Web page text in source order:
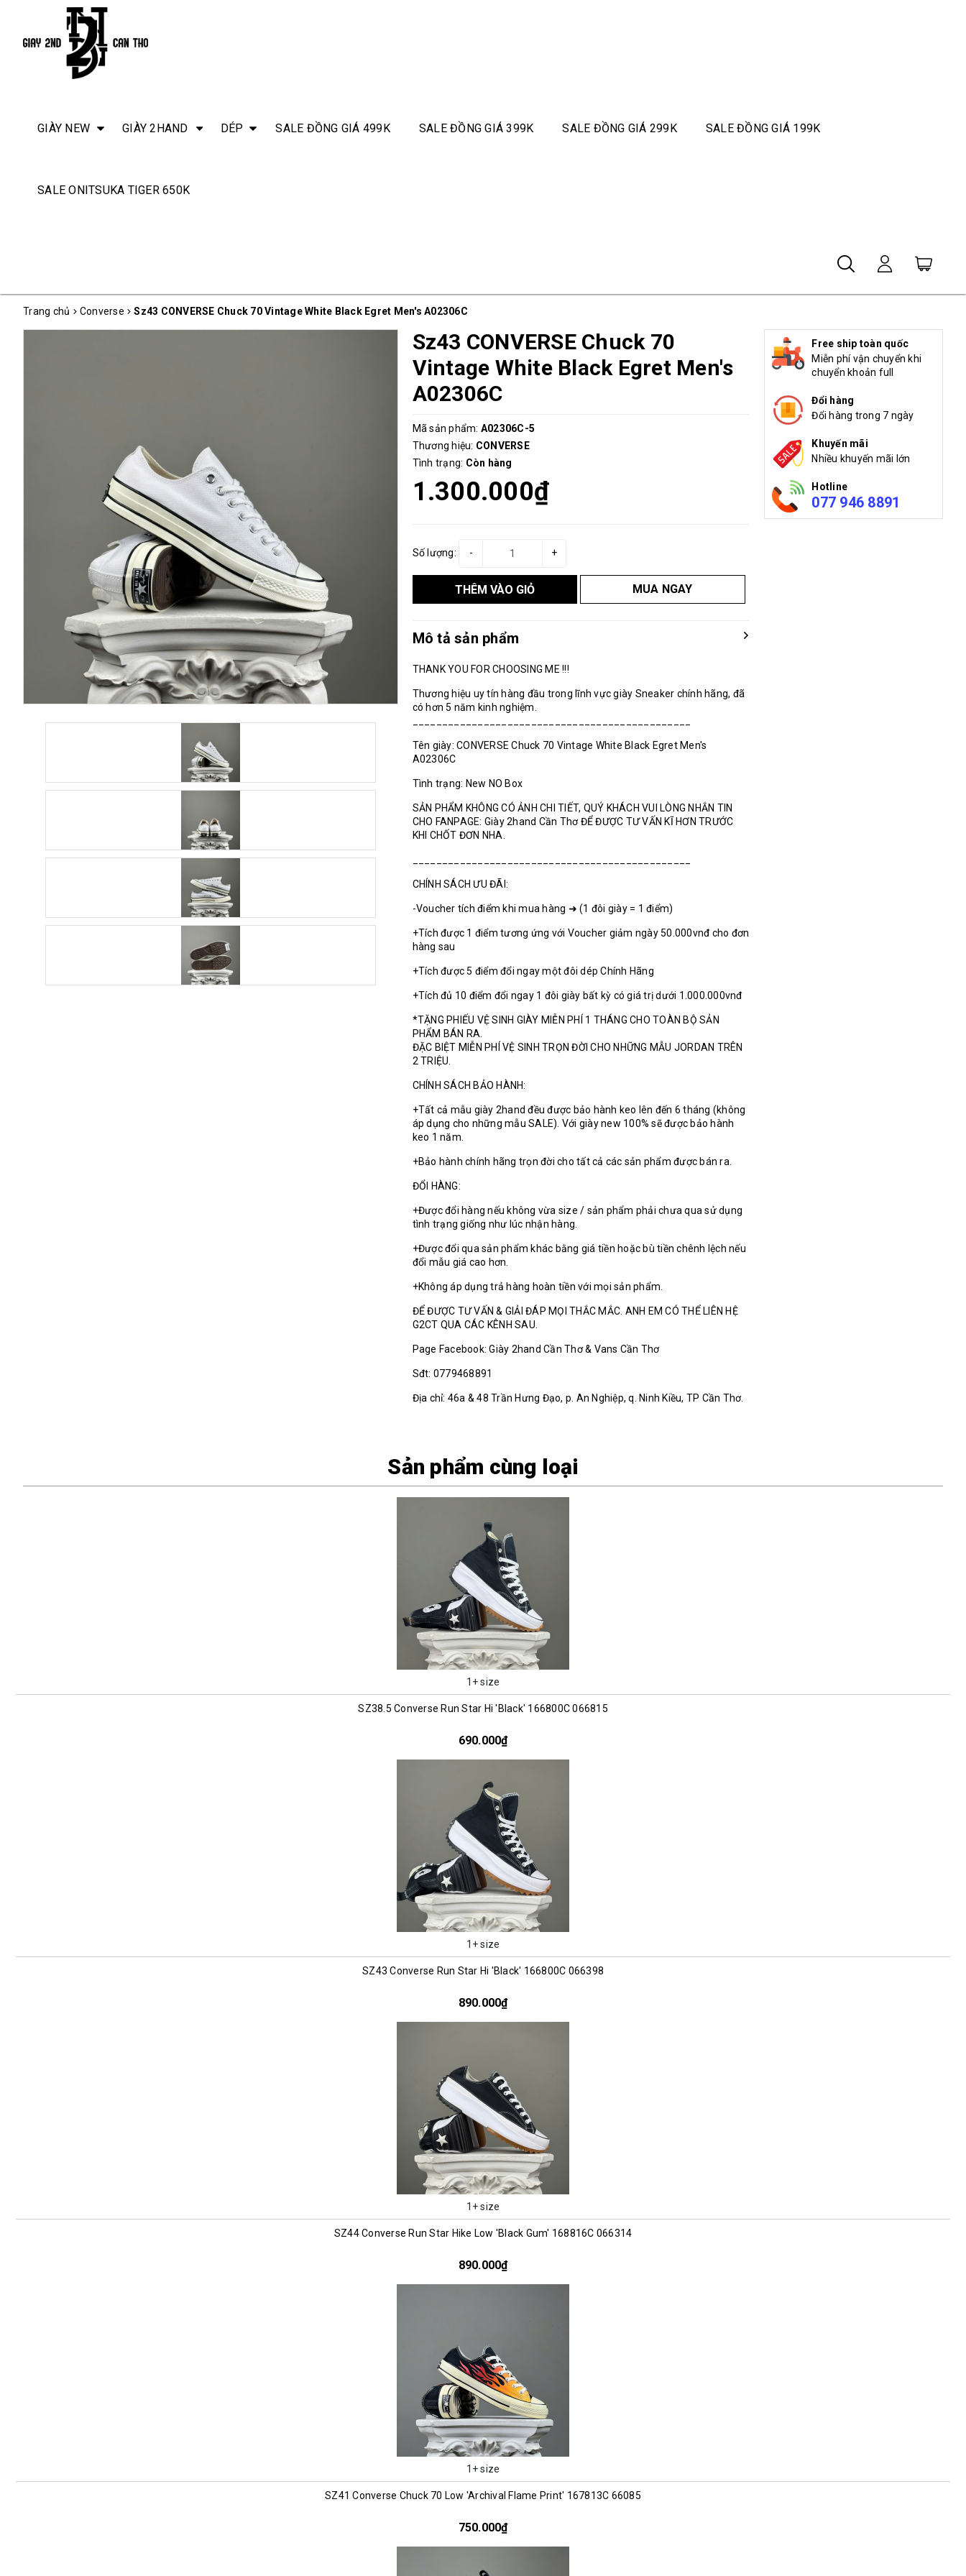
GIÀY NEW GIÀY 2HAND DÉP SALE ĐỒNG GIÁ 499K SALE ĐỒNG GIÁ 399K SALE ĐỒNG GIÁ 299K SALE ĐỒNG GIÁ 199K
SALE ONITSUKA TIGER 650K
Trang chủ Converse Sz43 CONVERSE Chuck 70 Vintage White Black Egret Men's A02306C
Sz43 CONVERSE Chuck 70
Vintage White Black Egret Men's
A02306C
Mã sản phẩm: A02306C-5
Thương hiệu: CONVERSE
Tình trạng: Còn hàng
1.300.000₫
Số lượng: +
-
THÊM VÀO GIỎ MUA NGAY
Mô tả sản phẩm
THANK YOU FOR CHOOSING ME !!!
Thương hiệu uy tín hàng đầu trong lĩnh vực giày Sneaker chính hãng, đã
có hơn 5 năm kinh nghiệm.
Tên giày: CONVERSE Chuck 70 Vintage White Black Egret Men's
A02306C
Tình trạng: New NO Box
SẢN PHẨM KHÔNG CÓ ẢNH CHI TIẾT, QUÝ KHÁCH VUI LÒNG NHẮN TIN
CHO FANPAGE: Giày 2hand Cần Thơ ĐỂ ĐƯỢC TƯ VẤN KĨ HƠN TRƯỚC
KHI CHỐT ĐƠN NHA.
CHÍNH SÁCH ƯU ĐÃI:
-Voucher tích điểm khi mua hàng ➜ (1 đôi giày = 1 điểm)
+Tích được 1 điểm tương ứng với Voucher giảm ngày 50.000vnđ cho đơn
hàng sau
+Tích được 5 điểm đổi ngay một đôi dép Chính Hãng
+Tích đủ 10 điểm đổi ngay 1 đôi giày bất kỳ có giá trị dưới 1.000.000vnđ
*TẶNG PHIẾU VỆ SINH GIÀY MIỄN PHÍ 1 THÁNG CHO TOÀN BỘ SẢN
PHẨM BÁN RA.
ĐẶC BIỆT MIỄN PHÍ VỆ SINH TRỌN ĐỜI CHO NHỮNG MẪU JORDAN TRÊN
2 TRIỆU.
CHÍNH SÁCH BẢO HÀNH:
+Tất cả mẫu giày 2hand đều được bảo hành keo lên đến 6 tháng (không
áp dụng cho những mẫu SALE). Với giày new 100% sẽ được bảo hành
keo 1 năm.
+Bảo hành chính hãng trọn đời cho tất cả các sản phẩm được bán ra.
ĐỔI HÀNG:
+Được đổi hàng nếu không vừa size / sản phẩm phải chưa qua sử dụng
tình trạng giống như lúc nhận hàng.
+Được đổi qua sản phẩm khác bằng giá tiền hoặc bù tiền chênh lệch nếu
đổi mẫu giá cao hơn.
+Không áp dụng trả hàng hoàn tiền với mọi sản phẩm.
ĐỂ ĐƯỢC TƯ VẤN & GIẢI ĐÁP MỌI THẮC MẮC. ANH EM CÓ THỂ LIÊN HỆ
G2CT QUA CÁC KÊNH SAU.
Page Facebook: Giày 2hand Cần Thơ & Vans Cần Thơ
Sđt: 0779468891
Địa chỉ: 46a & 48 Trần Hưng Đạo, p. An Nghiệp, q. Ninh Kiều, TP Cần Thơ.
Free ship toàn quốc
Miễn phí vận chuyển khi
chuyển khoản full
Đổi hàng
Đổi hàng trong 7 ngày
Khuyến mãi
Nhiều khuyến mãi lớn
Hotline
077 946 8891
Sản phẩm cùng loại
1+ size
SZ38.5 Converse Run Star Hi 'Black' 166800C 066815
690.000₫
1+ size
SZ43 Converse Run Star Hi 'Black' 166800C 066398
890.000₫
1+ size
SZ44 Converse Run Star Hike Low 'Black Gum' 168816C 066314
890.000₫
1+ size
SZ41 Converse Chuck 70 Low 'Archival Flame Print' 167813C 66085
750.000₫